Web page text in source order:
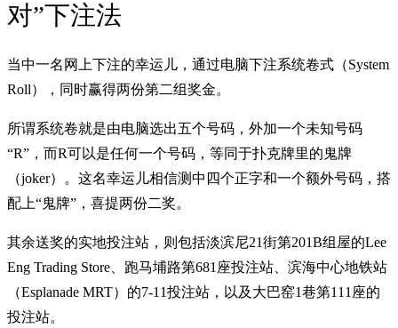
对”下注法
当中一名网上下注的幸运儿，通过电脑下注系统卷式（System
Roll），同时赢得两份第二组奖金。
所谓系统卷就是由电脑选出五个号码，外加一个未知号码
“R”，而R可以是任何一个号码，等同于扑克牌里的鬼牌
（joker）。这名幸运儿相信测中四个正字和一个额外号码，搭
配上“鬼牌”，喜提两份二奖。
其余送奖的实地投注站，则包括淡滨尼21街第201B组屋的Lee
Eng Trading Store、跑马埔路第681座投注站、滨海中心地铁站
（Esplanade MRT）的7-11投注站，以及大巴窑1巷第111座的
投注站。